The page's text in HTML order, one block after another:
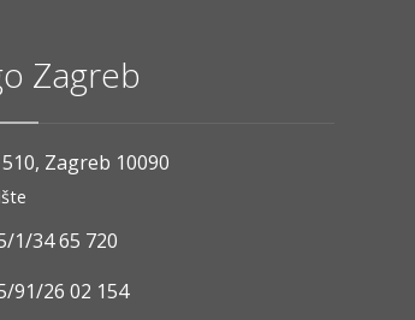
Zagreb
Zagreb 10090
1/34 65 720
91/26 02 154